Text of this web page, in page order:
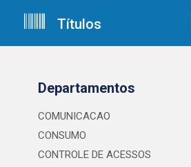
Títulos
Departamentos
COMUNICACAO
CONSUMO
CONTROLE DE ACESSOS